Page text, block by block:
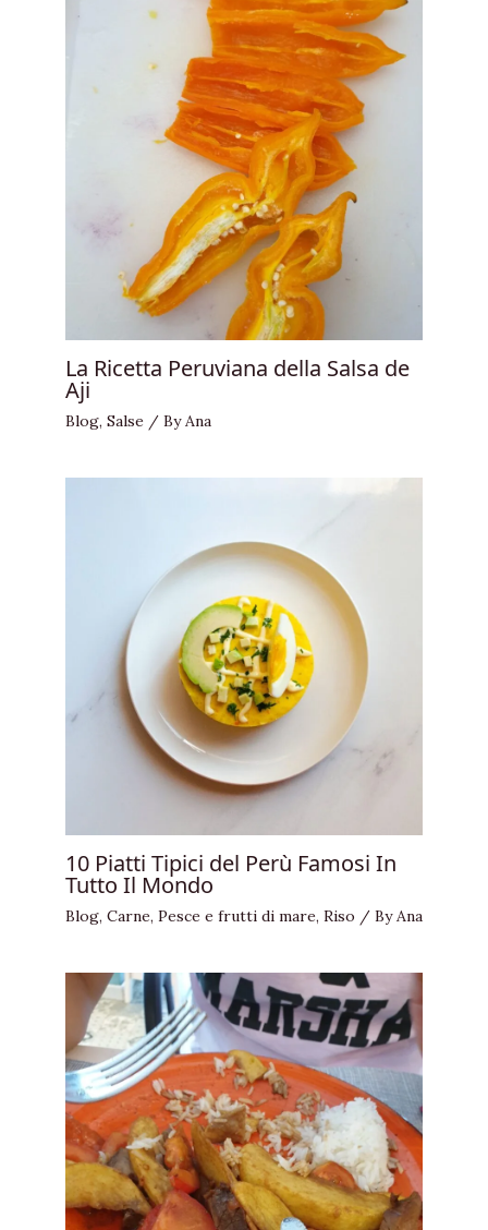
La Ricetta Peruviana della Salsa de
Aji
Blog, Salse / ByAna
10 Piatti Tipici del Perù Famosi In
Tutto Il Mondo
Blog, Carne, Pesce e frutti di mare, Riso / ByAna